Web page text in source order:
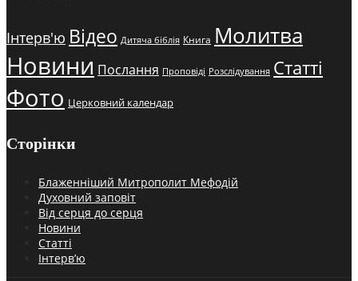
Інтерв'ю Відео Дитяча біблія Книга Молитва
Новини Послання Проповіді Розслідування Статті
Фото Церковний календар
Сторінки
Блаженніший Митрополит Мефодій
Духовний заповіт
Від серця до серця
Новини
Статті
Інтерв’ю